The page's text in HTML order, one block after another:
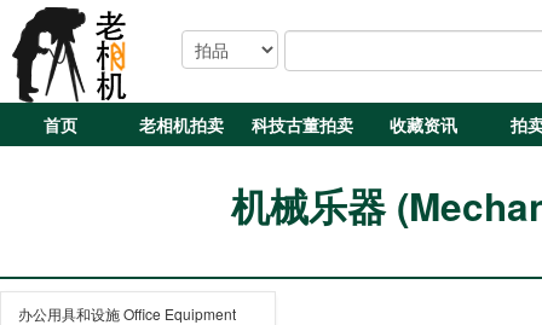
首页 老相机拍卖 科技古董拍卖 收藏资讯 拍
机械乐器
办公用具和设施 Office Equipment